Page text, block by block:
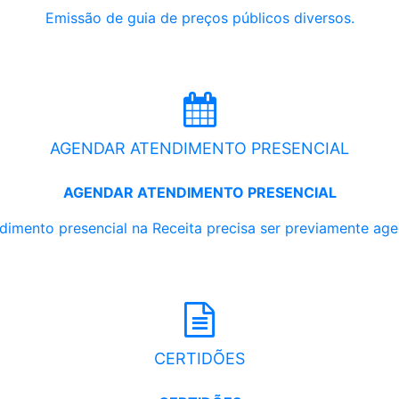
Emissão de guia de preços públicos diversos.
AGENDAR ATENDIMENTO PRESENCIAL
AGENDAR ATENDIMENTO PRESENCIAL
presencial na Receita precisa ser previamente
CERTIDÕES